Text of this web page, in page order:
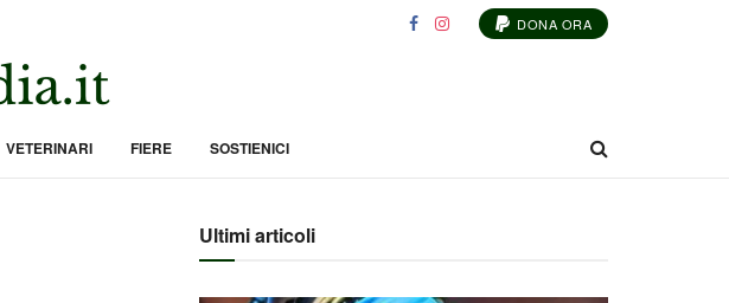
DONA ORA
VETERINARI FIERE SOSTIENICI
Ultimi articoli